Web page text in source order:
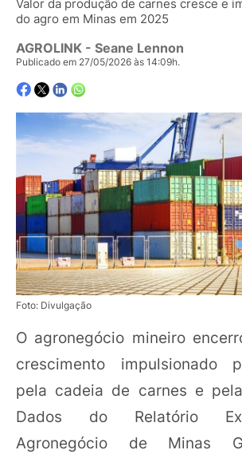
Valor da produção de carnes cresce e
do agro em Minas em 2025
AGROLINK - Seane Lennon
Publicado em 27/05/2026 às 14:09h.
Foto: Divulgação
O agronegócio mineiro
crescimento impulsionado
pela cadeia de carnes e
Dados do Relatório
Agronegócio de Minas